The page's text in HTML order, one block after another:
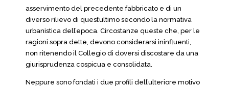
asservimento del precedente fabbricato e di un
diverso rilievo di quest’ultimo secondo la normativa
urbanistica dell’epoca. Circostanze queste che, per le
ragioni sopra dette, devono considerarsi ininfluenti,
non ritenendo il Collegio di doversi discostare da una
giurisprudenza cospicua e consolidata.
Neppure sono fondati i due profili dell’ulteriore motivo